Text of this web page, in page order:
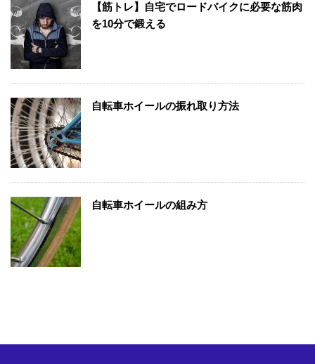
【筋トレ】自宅でロードバイクに必要な筋肉
を10分で鍛える
自転車ホイールの振れ取り方法
自転車ホイールの組み方